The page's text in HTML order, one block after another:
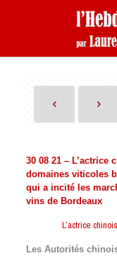
30 08 21 – L’actrice
domaines viticoles
qui a incité les
vins de Bordeaux
L’actrice
Les Autorités